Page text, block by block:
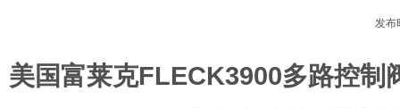
发布
美国富莱克FLECK3900多路控制